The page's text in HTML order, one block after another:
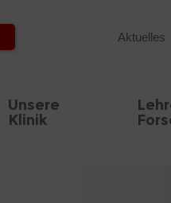
Aktuelles
Unsere
Klinik